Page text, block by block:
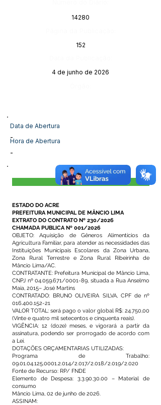
14280
152
4 de junho de 2026
Data de Abertura
-
Hora de Abertura
-
Visualizar
ESTADO DO ACRE
PREFEITURA MUNICIPAL DE MÂNCIO LIMA
EXTRATO DO CONTRATO Nº 230/2026
CHAMADA PUBLICA Nº 001/2026
OBJETO: Aquisição de Gêneros Alimentícios da
Agricultura Familiar, para atender as necessidades das
Instituições Municipais Escolares da Zona Urbana,
Zona Rural Terrestre e Zona Rural Ribeirinha de
Mâncio Lima/AC.
CONTRATANTE: Prefeitura Municipal de Mâncio Lima,
CNPJ nº 04.059.671/0001-89, situada a Rua Anselmo
Maia, 2015– José Martins
CONTRATADO: BRUNO OLIVEIRA SILVA, CPF de nº
016.400.152-21
VALOR TOTAL: será pago o valor global R$: 24.750,00
(Vinte e quatro mil setecentos e cinquenta reais).
VIGÊNCIA: 12 (doze) meses, e vigorará a partir da
assinatura, podendo ser prorrogado de acordo com
a Lei.
DOTAÇÕES ORÇAMENTARIAS UTILIZADAS:
Programa de Trabalho:
09.01.04.125.0001.2.014/2.017/2.018/2.019/2.020
Fonte de Recurso: RP/ FNDE
Elemento de Despesa: 3.3.90.30.00 – Material de
consumo
Mâncio Lima, 02 de junho de 2026.
ASSINAM: